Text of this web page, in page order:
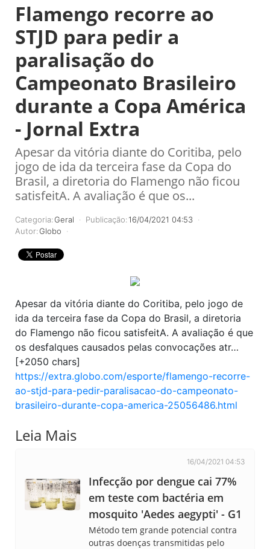
Flamengo recorre ao
STJD para pedir a
paralisação do
Campeonato Brasileiro
durante a Copa América
- Jornal Extra
Apesar da vitória diante do Coritiba, pelo
jogo de ida da terceira fase da Copa do
Brasil, a diretoria do Flamengo não ficou
satisfeitA. A avaliação é que os...
Categoria:Geral Publicação:16/04/2021 04:53
Autor:Globo
Apesar da vitória diante do Coritiba, pelo jogo de
ida da terceira fase da Copa do Brasil, a diretoria
do Flamengo não ficou satisfeitA. A avaliação é que
os desfalques causados pelas convocações atr…
[+2050 chars]
https://extra.globo.com/esporte/flamengo-recorre-
ao-stjd-para-pedir-paralisacao-do-campeonato-
brasileiro-durante-copa-america-25056486.html
Leia Mais
16/04/2021 04:53
Infecção por dengue cai 77%
em teste com bactéria em
mosquito 'Aedes aegypti' - G1
Método tem grande potencial contra
outras doenças transmitidas pelo